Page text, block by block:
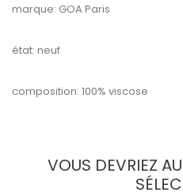
marque: GOA Paris
état: neuf
composition: 100% viscose
VOUS DEVRIEZ